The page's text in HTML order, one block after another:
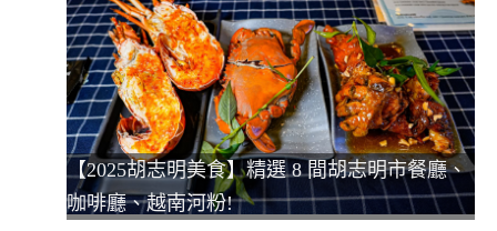
【2025胡志明美食】精選 8 間胡志明市餐廳、
咖啡廳、越南河粉!